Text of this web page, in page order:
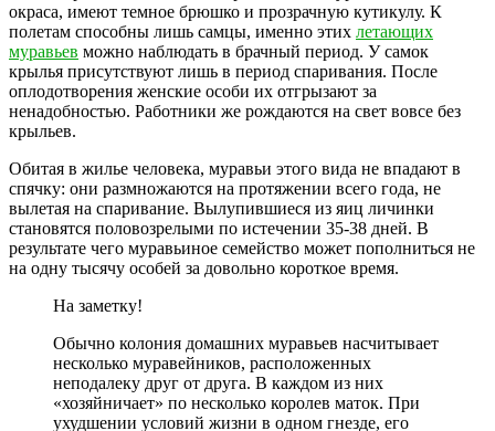
окраса, имеют темное брюшко и прозрачную кутикулу. К
полетам способны лишь самцы, именно этих летающих
муравьев можно наблюдать в брачный период. У самок
крылья присутствуют лишь в период спаривания. После
оплодотворения женские особи их отгрызают за
ненадобностью. Работники же рождаются на свет вовсе без
крыльев.
Обитая в жилье человека, муравьи этого вида не впадают в
спячку: они размножаются на протяжении всего года, не
вылетая на спаривание. Вылупившиеся из яиц личинки
становятся половозрелыми по истечении 35-38 дней. В
результате чего муравьиное семейство может пополниться не
на одну тысячу особей за довольно короткое время.
На заметку!
Обычно колония домашних муравьев насчитывает
несколько муравейников, расположенных
неподалеку друг от друга. В каждом из них
«хозяйничает» по несколько королев маток. При
ухудшении условий жизни в одном гнезде, его